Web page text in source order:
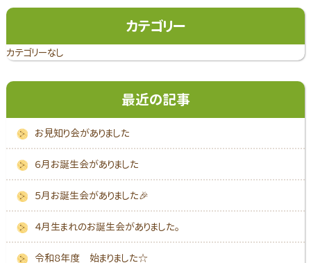
カテゴリー
カテゴリーなし
最近の記事
お見知り会がありました
６月お誕生会がありました
５月お誕生会がありました🎉
４月生まれのお誕生会がありました。
令和８年度 始まりました☆